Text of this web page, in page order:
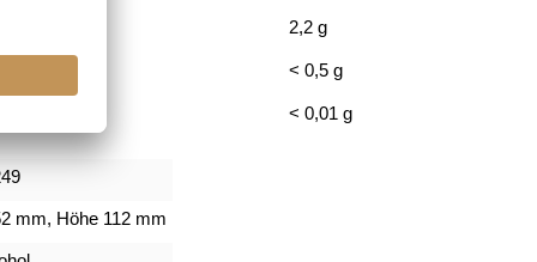
2,2 g
< 0,5 g
< 0,01 g
mm, Höhe 112 mm